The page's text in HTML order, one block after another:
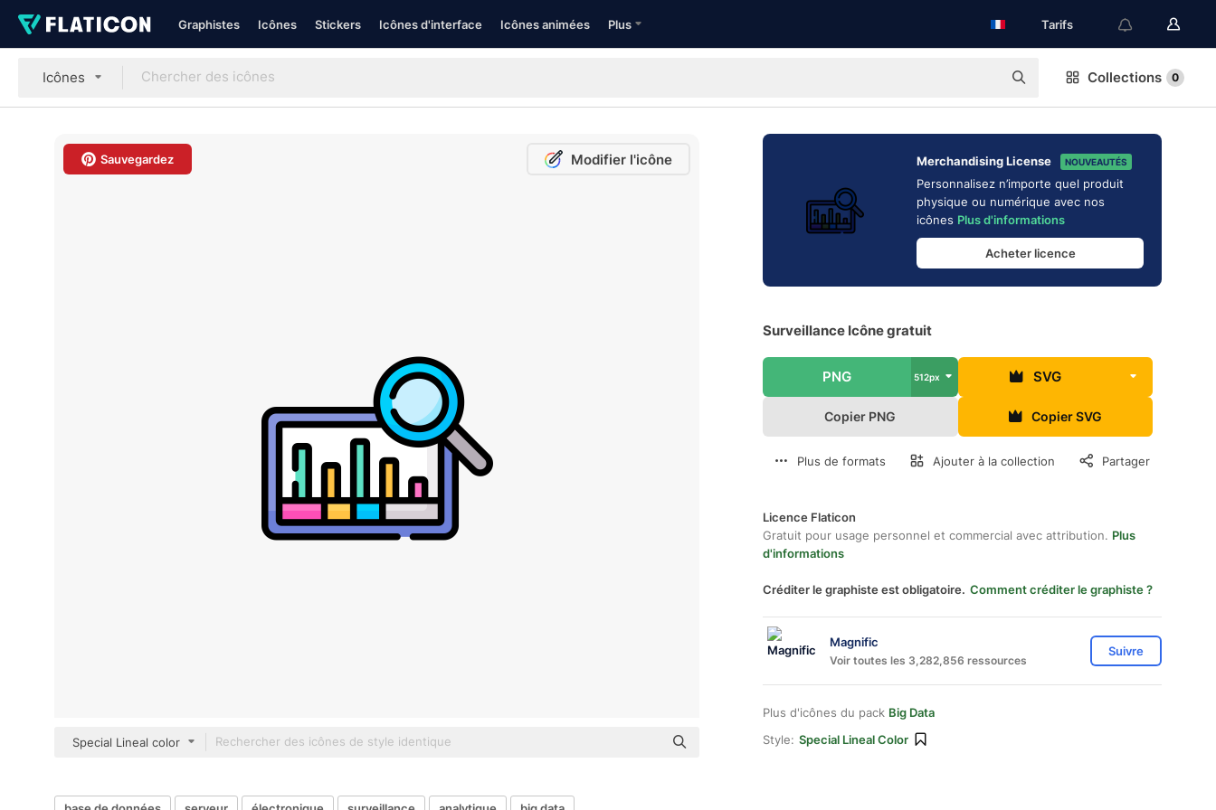
Graphistes Icônes Stickers Icônes d'interface Icônes animées Plus Tarifs
Icônes Collections 0
Sauvegardez Modifier l'icône
Special Lineal color
Merchandising License NOUVEAUTÉS
Personnalisez n’importe quel produit
physique ou numérique avec nos
icônes Plus d'informations
Acheter licence
Surveillance Icône gratuit
PNG 512px SVG
Copier PNG Copier SVG
Plus de formats Ajouter à la collection Partager
Licence Flaticon
Gratuit pour usage personnel et commercial avec attribution. Plus
d'informations
Créditer le graphiste est obligatoire. Comment créditer le graphiste ?
Magnific
Voir toutes les 3,282,856 ressources
Suivre
Plus d'icônes du pack Big Data
Style: Special Lineal Color